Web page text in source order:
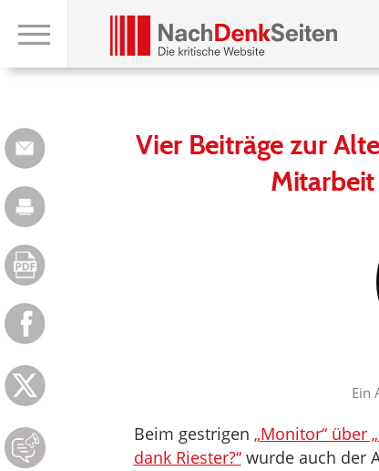
Vier Beiträge zur
Ein
Beim gestrigen „Monitor“ über
dank Riester?“wurde auch der